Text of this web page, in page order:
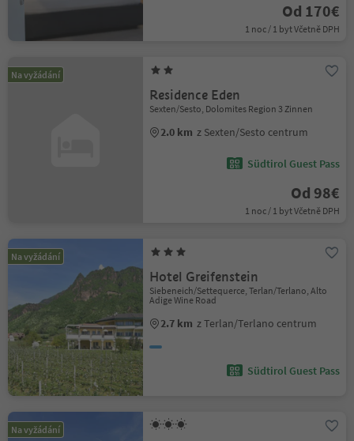
Od 170€
1 noc / 1 byt Včetně DPH
Na vyžádání
Residence Eden
Sexten/Sesto, Dolomites Region 3 Zinnen
2.0 km z Sexten/Sesto centrum
Südtirol Guest Pass
Od 98€
1 noc / 1 byt Včetně DPH
Na vyžádání
Hotel Greifenstein
Siebeneich/Settequerce, Terlan/Terlano, Alto
Adige Wine Road
2.7 km z Terlan/Terlano centrum
Südtirol Guest Pass
Na vyžádání